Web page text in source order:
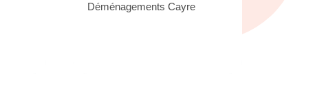
Déménagements Cayre